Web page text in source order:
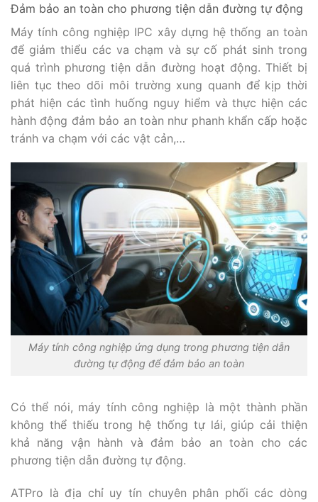
Đảm bảo an toàn cho phương tiện dẫn đường tự động
Máy tính công nghiệp IPC xây dựng hệ thống an toàn
để giảm thiểu các va chạm và sự cố phát sinh trong
quá trình phương tiện dẫn đường hoạt động. Thiết bị
liên tục theo dõi môi trường xung quanh để kịp thời
phát hiện các tình huống nguy hiểm và thực hiện các
hành động đảm bảo an toàn như phanh khẩn cấp hoặc
tránh va chạm với các vật cản,…
Máy tính công nghiệp ứng dụng trong phương tiện dẫn
đường tự động để đảm bảo an toàn
Có thể nói, máy tính công nghiệp là một thành phần
không thể thiếu trong hệ thống tự lái, giúp cải thiện
khả năng vận hành và đảm bảo an toàn cho các
phương tiện dẫn đường tự động.
ATPro là địa chỉ uy tín chuyên phân phối các dòng